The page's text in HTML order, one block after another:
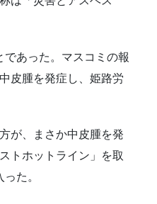
であった。マスコミの報
皮腫を発症し、姫路労
が、まさか中皮腫を発
トホットライン」を取
た。